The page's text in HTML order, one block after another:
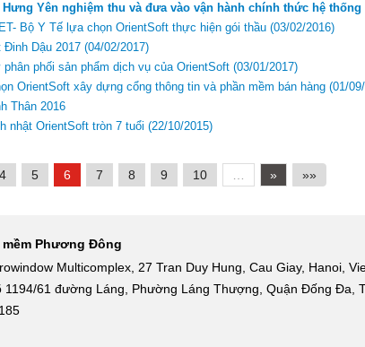
Hưng Yên nghiệm thu và đưa vào vận hành chính thức hệ
Bộ Y Tế lựa chọn OrientSoft thực hiện gói thầu (03/02/2016)
Đinh Dậu 2017 (04/02/2017)
phối sản phẩm dịch vụ của OrientSoft (03/01/2017)
OrientSoft xây dựng cổng thông tin và phần mềm bán hàng (01/
Thân 2016
nhật OrientSoft tròn 7 tuổi (22/10/2015)
4 5 6 7 8 9 10 » »»
Phương Đông
Multicomplex, 27 Tran Duy Hung, Cau Giay, Hanoi,
61 đường Láng, Phường Láng Thượng, Quận Đống Đa,